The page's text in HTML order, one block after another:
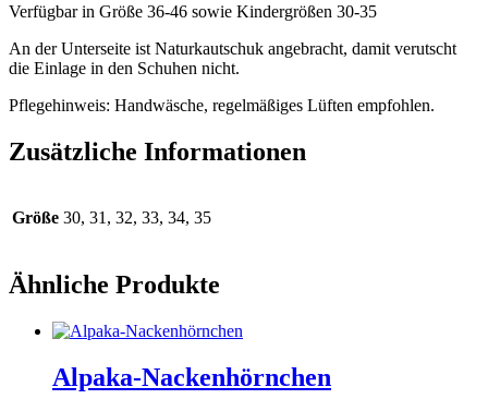
Verfügbar in Größe 36-46 sowie Kindergrößen 30-35
An der Unterseite ist Naturkautschuk angebracht, damit verutscht
die Einlage in den Schuhen nicht.
Pflegehinweis: Handwäsche, regelmäßiges Lüften empfohlen.
Zusätzliche Informationen
Größe 30, 31, 32, 33, 34, 35
Ähnliche Produkte
Alpaka-Nackenhörnchen